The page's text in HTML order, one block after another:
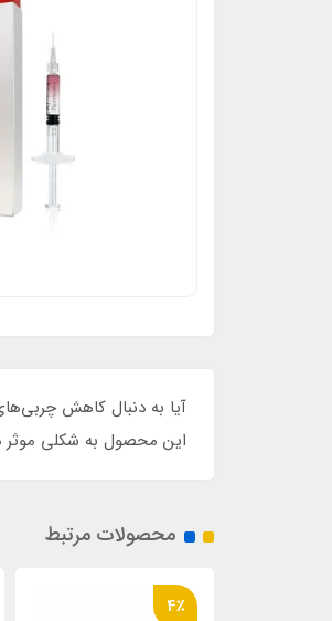
آیا به دنبال کاهش
این محصول به شکلی موثر
محصولات مرتبط
4٪